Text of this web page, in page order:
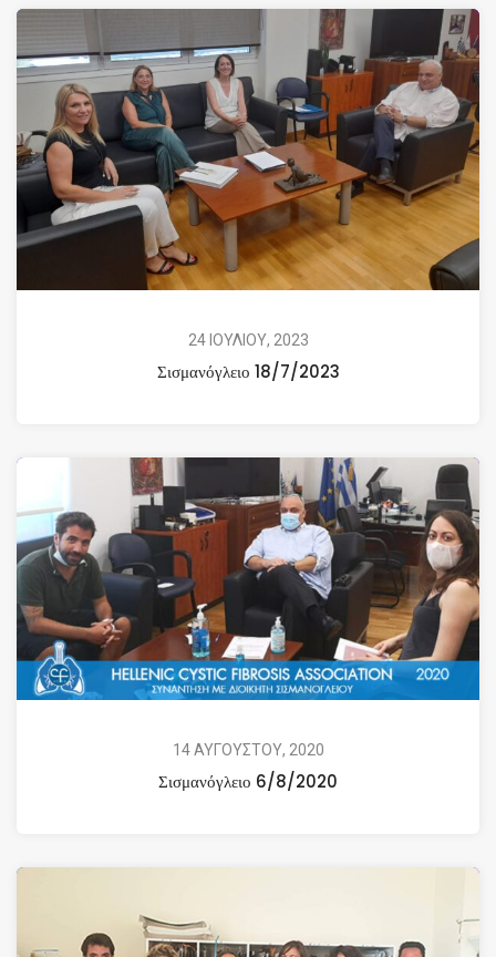
24 ΙΟΥΛΙΟΥ, 2023
Σισμανόγλειο 18/7/2023
14 ΑΥΓΟΥΣΤΟΥ, 2020
Σισμανόγλειο 6/8/2020